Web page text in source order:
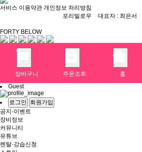
서비스 이용약관 개인정보 처리방침
포리빌로우
대표자 : 최은서
FORTY BELOW
장바구니 주문조회 홈
Guest
로그인
회원가입
공지·이벤트
장비정보
커뮤니티
유튜브
렌탈·강습신청